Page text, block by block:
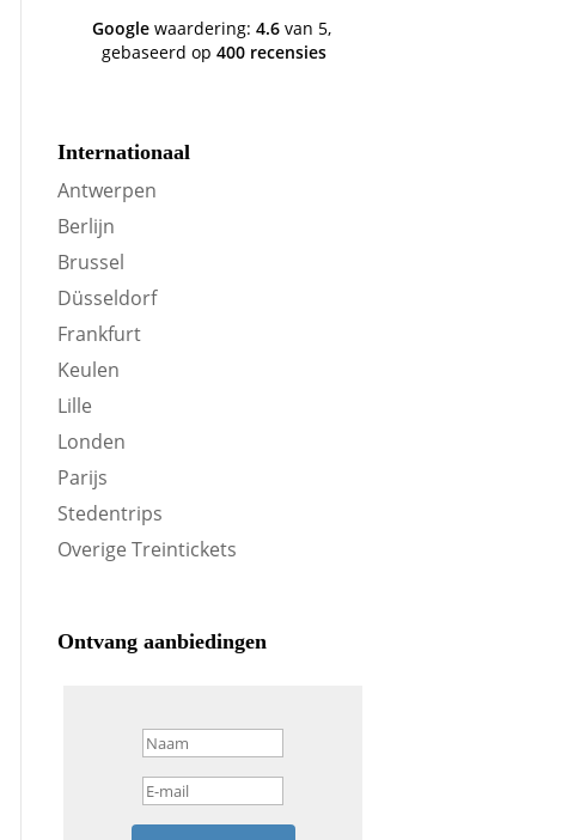
site om je te oriënteren op
trein-voordeel!
Google waardering: 4.6 van 5,
gebaseerd op400 recensies
Internationaal
Antwerpen
Berlijn
Brussel
Düsseldorf
Frankfurt
Keulen
Lille
Londen
Parijs
Stedentrips
Overige Treintickets
Ontvang aanbiedingen